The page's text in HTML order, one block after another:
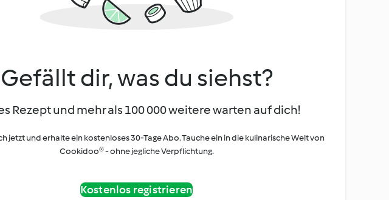
Gefällt dir, was du siehst?
Rezept und mehr als 100 000 weitere warten auf dich!
jetzt und erhalte ein kostenloses 30-Tage Abo. Tauche ein in die kulinarische Welt von
Cookidoo® - ohne jegliche Verpflichtung.
Kostenlos registrieren